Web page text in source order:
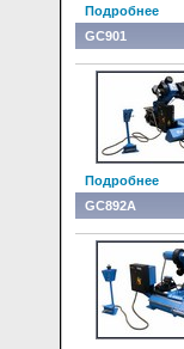
Подробнее
GC901
Подробнее
GC892A